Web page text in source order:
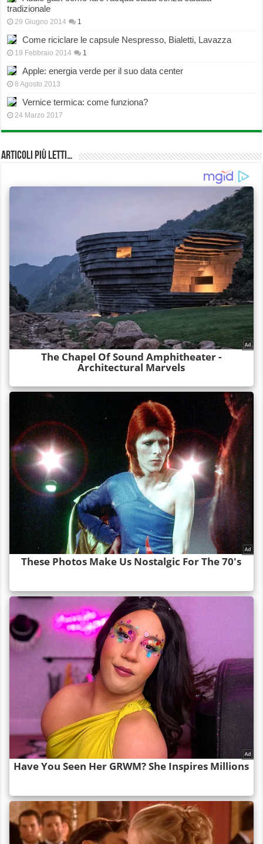
tradizionale
29 Giugno 2014 1
Come riciclare le capsule Nespresso, Bialetti, Lavazza
19 Febbraio 2014 1
Apple: energia verde per il suo data center
8 Agosto 2013
Vernice termica: come funziona?
24 Marzo 2017
Articoli più Letti…